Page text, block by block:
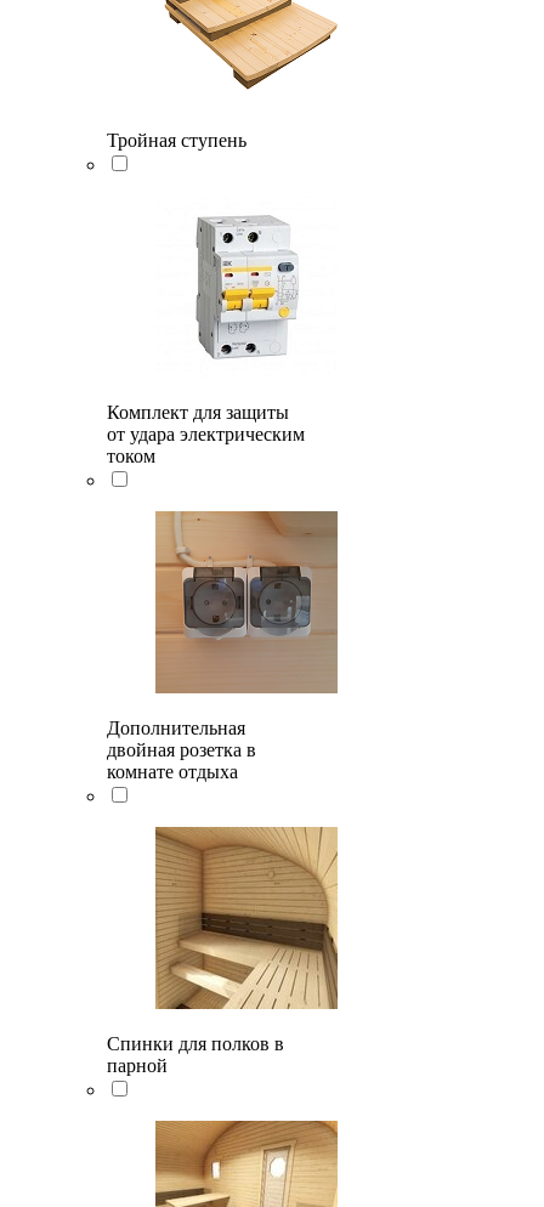
Тройная ступень
Комплект для защиты
от удара электрическим
током
Дополнительная
двойная розетка в
комнате отдыха
Спинки для полков в
парной